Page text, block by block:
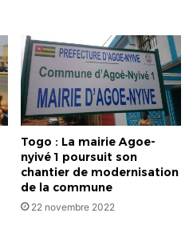
Togo : La mairie Agoe-
nyivé 1 poursuit son
chantier de modernisation
de la commune
22 novembre 2022